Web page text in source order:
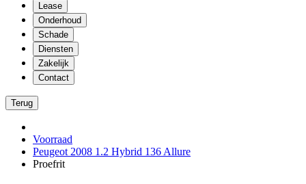
Lease
Onderhoud
Schade
Diensten
Zakelijk
Contact
Terug
Voorraad
Peugeot 2008 1.2 Hybrid 136 Allure
Proefrit